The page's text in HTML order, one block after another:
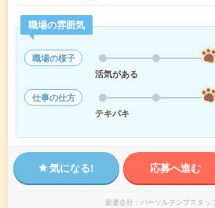
職場の雰囲気
職場の様子
活気がある
仕事の仕方
テキパキ
気になる! 応募へ進む
派遣会社 パーソルテンプスタッ